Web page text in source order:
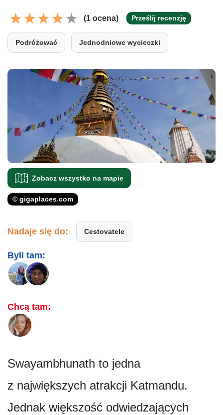
(1 ocena) Prześlij recenzję
Podróżować Jednodniowe wycieczki
Zobacz wszystko na mapie
© gigaplaces.com
Nadaje się do: Cestovatele
Byli tam:
Chcą tam:
Swayambhunath to jedna
z największych atrakcji Katmandu.
Jednak większość odwiedzających